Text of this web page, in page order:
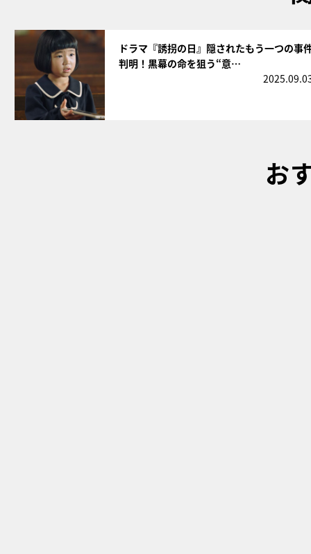
ドラマ『誘拐の日』隠されたもう一つの事
判明！黒幕の命を狙う“意…
お